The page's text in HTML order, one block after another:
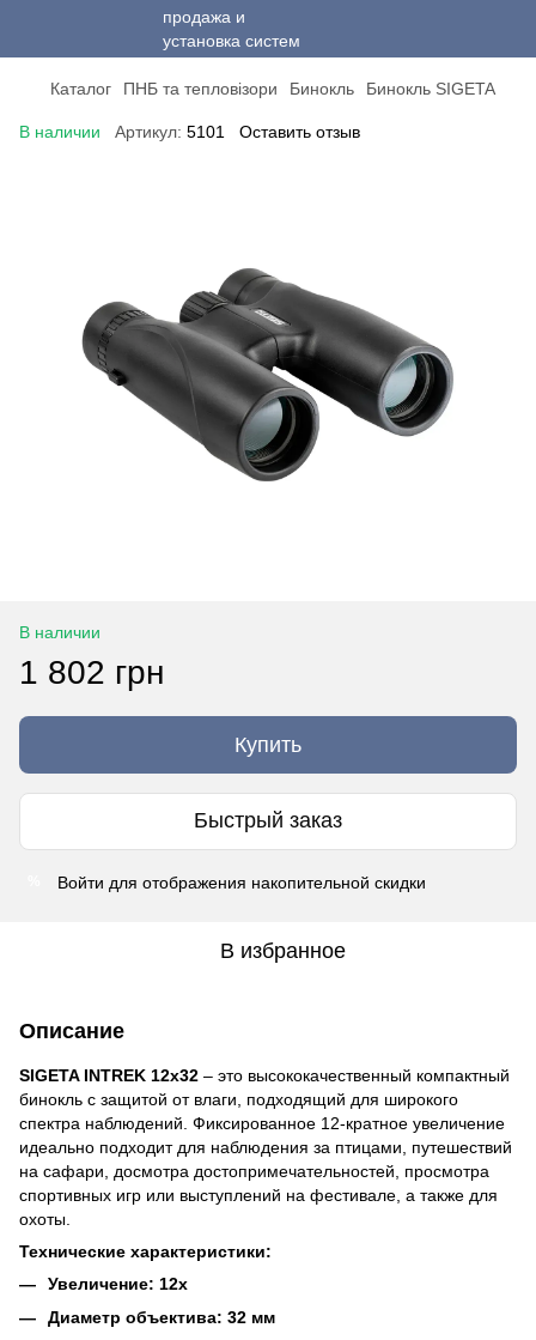
Каталог ПНБ та тепловізори Бинокль Бинокль SIGETA
В наличии Артикул: 5101 Оставить отзыв
В наличии
1 802 грн
Купить
Быстрый заказ
Войти для отображения накопительной скидки
В избранное
Описание
SIGETA INTREK 12x32 – это высококачественный компактный
бинокль с защитой от влаги, подходящий для широкого
спектра наблюдений. Фиксированное 12-кратное увеличение
идеально подходит для наблюдения за птицами, путешествий
на сафари, досмотра достопримечательностей, просмотра
спортивных игр или выступлений на фестивале, а также для
охоты.
Технические характеристики:
Увеличение: 12x
Диаметр объектива: 32 мм